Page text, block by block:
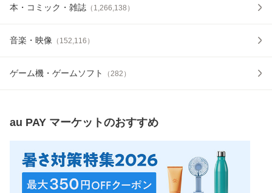
本・コミック・雑誌 （ 1,266,138 ）
音楽・映像 （ 152,116 ）
ゲーム機・ゲームソフト （282 ）
au PAY マーケットのおすすめ